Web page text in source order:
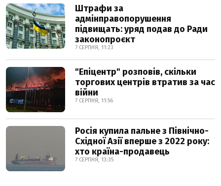
Штрафи за
адмінправопорушення
підвищать: уряд подав до Ради
законопроєкт
7 СЕРПНЯ, 11:23
"Епіцентр" розповів, скільки
торгових центрів втратив за час
війни
7 СЕРПНЯ, 11:56
Росія купила пальне з Північно-
Східної Азії вперше з 2022 року:
хто країна-продавець
7 СЕРПНЯ, 13:35